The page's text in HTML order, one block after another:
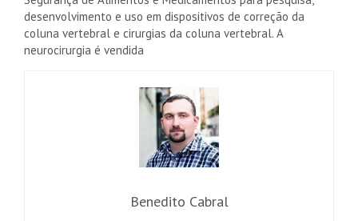
desenvolvimento e uso em dispositivos de correção da
coluna vertebral e cirurgias da coluna vertebral. A
neurocirurgia é vendida
Benedito Cabral